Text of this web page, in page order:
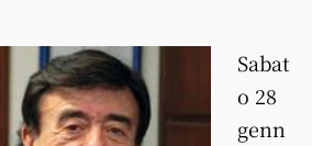
Sabat
o 28
genn